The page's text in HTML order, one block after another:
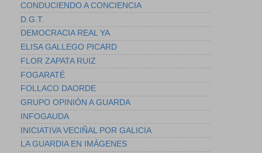
CONDUCIENDO A CONCIENCIA
D.G.T.
DEMOCRACIA REAL YA
ELISA GALLEGO PICARD
FLOR ZAPATA RUIZ
FOGARATÉ
FOLLACO DAORDE
GRUPO OPINIÓN A GUARDA
INFOGAUDA
INICIATIVA VECIÑAL POR GALICIA
LA GUARDIA EN IMÁGENES